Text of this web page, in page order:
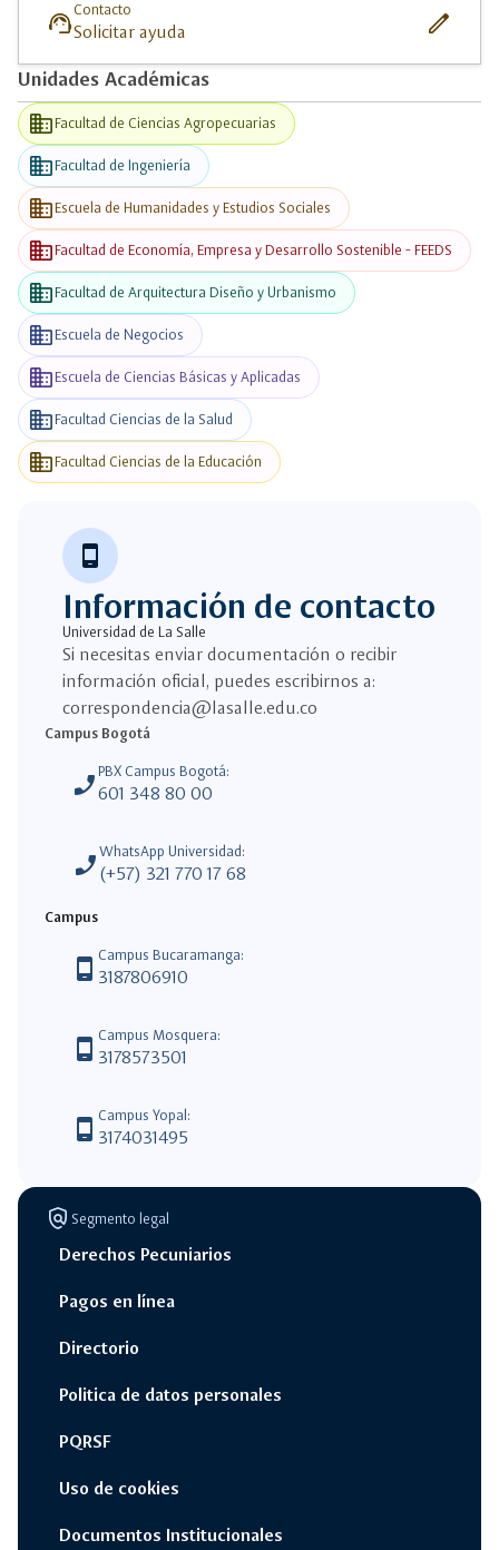
support_agent Contacto
Solicitar ayuda edit
Unidades Académicas
businessFacultad de Ciencias Agropecuarias
businessFacultad de Ingeniería
businessEscuela de Humanidades y Estudios Sociales
businessFacultad de Economía, Empresa y Desarrollo Sostenible - FEEDS
businessFacultad de Arquitectura Diseño y Urbanismo
businessEscuela de Negocios
businessEscuela de Ciencias Básicas y Aplicadas
businessFacultad Ciencias de la Salud
businessFacultad Ciencias de la Educación
phone_android
Información de contacto
Universidad de La Salle
Si necesitas enviar documentación o recibir
información oficial, puedes escribirnos a:
correspondencia@lasalle.edu.co
Campus Bogotá
phone_enabled PBX Campus Bogotá:
601 348 80 00
phone_enabled WhatsApp Universidad:
(+57) 321 770 17 68
Campus
phone_android Campus Bucaramanga:
3187806910
phone_android Campus Mosquera:
3178573501
phone_android Campus Yopal:
3174031495
policy Segmento legal
Derechos Pecuniarios
Pagos en línea
Directorio
Politica de datos personales
PQRSF
Uso de cookies
Documentos Institucionales